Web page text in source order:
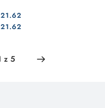
Cena:
21.62
Cena:
21.62